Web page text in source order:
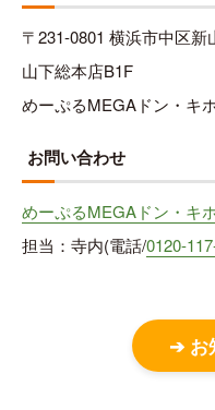
〒231-0801 横浜市中区
山下総本店B1F
めーぷるMEGAドン・キ
お問い合わせ
めーぷるMEGAドン・キ
担当：寺内(電話/0120-
➔ お